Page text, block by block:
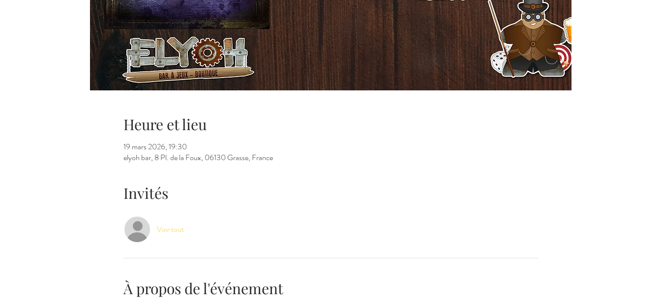
Heure et lieu
19 mars 2026, 19:30
elyoh bar, 8 Pl. de la Foux, 06130 Grasse, France
Invités
Voir tout
À propos de l'événement